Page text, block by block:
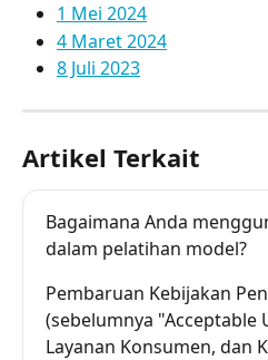
1 Mei 2024
4 Maret 2024
8 Juli 2023
Artikel Terkait
Bagaimana Anda
dalam pelatihan model?
Pembaruan Kebijakan
(sebelumnya "Acceptable
Layanan Konsumen, dan